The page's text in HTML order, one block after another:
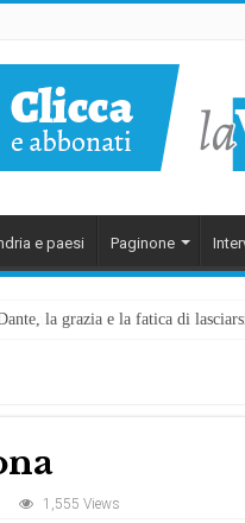
e paesi Paginone
la grazia e la fatica di
1,555 Views